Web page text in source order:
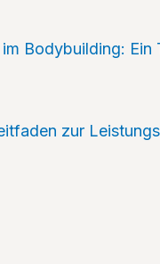
Bodybuilding: Ein
zur